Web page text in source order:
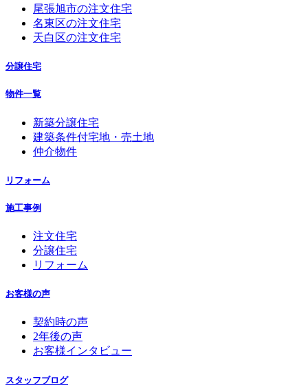
尾張旭市の注文住宅
名東区の注文住宅
天白区の注文住宅
分譲住宅
物件一覧
新築分譲住宅
建築条件付宅地・売土地
仲介物件
リフォーム
施工事例
注文住宅
分譲住宅
リフォーム
お客様の声
契約時の声
2年後の声
お客様インタビュー
スタッフブログ